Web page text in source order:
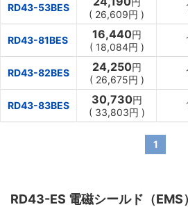
RD43-53BES
( 26,609円 )
RD43-81BES 16,440円
( 18,084円 )
RD43-82BES 24,250円
( 26,675円 )
RD43-83BES 30,730円
( 33,803円 )
1
RD43-ES 電磁シールド（EMS